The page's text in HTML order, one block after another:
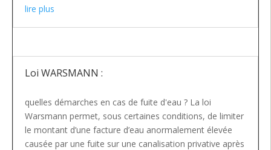
lire plus
Loi WARSMANN :
quelles démarches en cas de fuite d'eau ? La loi
Warsmann permet, sous certaines conditions, de limiter
le montant d’une facture d’eau anormalement élevée
causée par une fuite sur une canalisation privative après